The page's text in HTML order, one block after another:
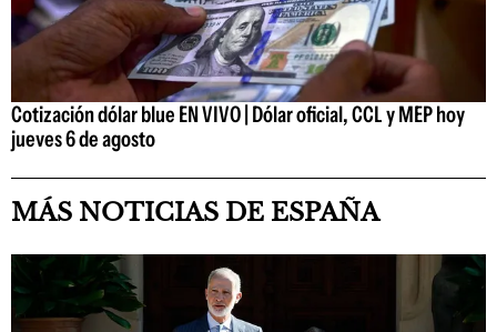
Cotización dólar blue EN VIVO | Dólar oficial, CCL y MEP hoy
jueves 6 de agosto
MÁS NOTICIAS DE ESPAÑA